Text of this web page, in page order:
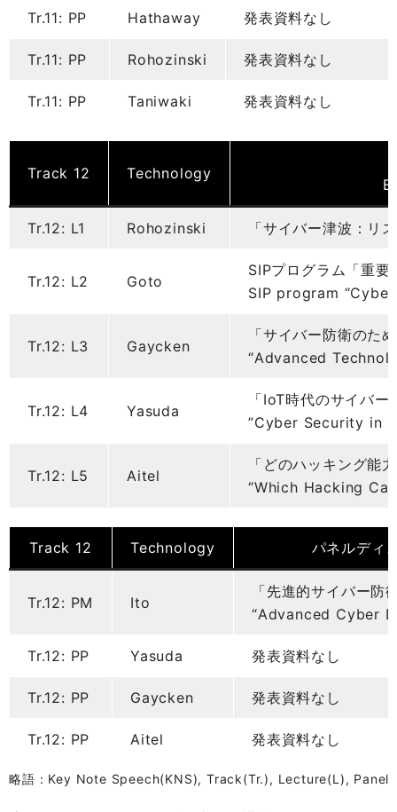
Tr.11: PP Hathaway 発表資料なし
Tr.11: PP Rohozinski 発表資料なし
Tr.11: PP Taniwaki 発表資料なし
Track 12 Technology
Tr.12: L1 Rohozinski 「サイバー津波：リ
Tr.12: L2 Goto
SIPプログラム「重
SIP program
Tr.12: L3 Gaycken
「サイバー防衛のた
“Advanced
Tr.12: L4 Yasuda
「IoT時代のサイバ
”Cyber Security in
Tr.12: L5 Aitel
「どのハッキング能
“Which Hacking
Track 12 Technology パネルディ
Tr.12: PM Ito
「先進的サイバー防
“Advanced Cyber
Tr.12: PP Yasuda 発表資料なし
Tr.12: PP Gaycken 発表資料なし
Tr.12: PP Aitel 発表資料なし
略語：Key Note Speech(KNS), Track(Tr.), Lecture(L),